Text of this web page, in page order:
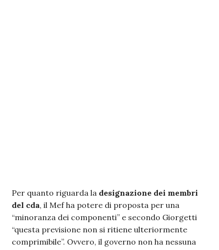
Per quanto riguarda la designazione dei membri
del cda, il Mef ha potere di proposta per una
“minoranza dei componenti” e secondo Giorgetti
“questa previsione non si ritiene ulteriormente
comprimibile”. Ovvero, il governo non ha nessuna